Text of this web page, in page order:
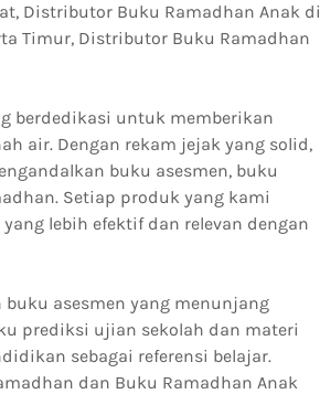
Distributor Buku Ramadhan Anak di
Timur, Distributor Buku Ramadhan
berdedikasi untuk memberikan
air. Dengan rekam jejak yang solid,
buku asesmen, buku
Setiap produk yang kami
lebih efektif dan relevan dengan
asesmen yang menunjang
prediksi ujian sekolah dan materi
sebagai referensi belajar.
dan Buku Ramadhan Anak